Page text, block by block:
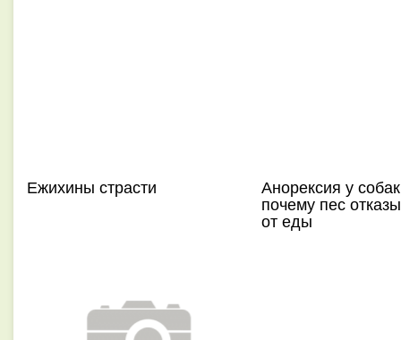
Ежихины страсти Анорексия у
почему пес
от еды